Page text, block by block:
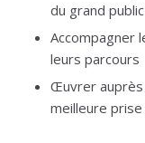
du grand
Accompagner
leurs parcours
Œuvrer auprès
meilleure prise